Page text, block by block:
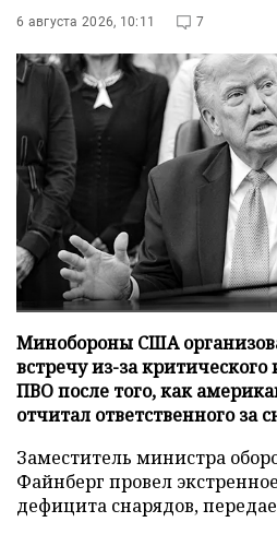
6 августа 2026, 10:11 7
Минобороны США
встречу из-за
ПВО после того, как
отчитал ответственного за
Заместитель министра
Файнберг провел
дефицита снарядов,